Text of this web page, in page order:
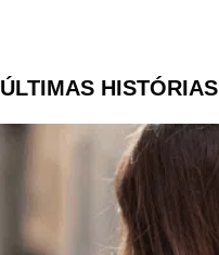
ÚLTIMAS HISTÓRIAS